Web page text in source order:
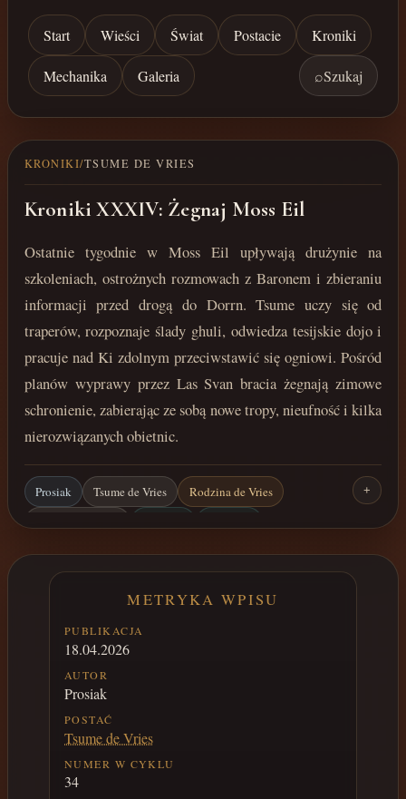
Start Wieści Świat Postacie Kroniki
Mechanika Galeria ⌕Szukaj
KRONIKI/TSUME DE VRIES
Kroniki XXXIV: Żegnaj Moss Eil
Ostatnie tygodnie w Moss Eil upływają drużynie na
szkoleniach, ostrożnych rozmowach z Baronem i zbieraniu
informacji przed drogą do Dorrn. Tsume uczy się od
traperów, rozpoznaje ślady ghuli, odwiedza tesijskie dojo i
pracuje nad Ki zdolnym przeciwstawić się ogniowi. Pośród
planów wyprawy przez Las Svan bracia żegnają zimowe
schronienie, zabierając ze sobą nowe tropy, nieufność i kilka
nierozwiązanych obietnic.
Prosiak Tsume de Vries
Rodzina de Vries
Tesijskie dojo
Ghule
+
METRYKA WPISU
PUBLIKACJA
18.04.2026
AUTOR
Prosiak
POSTAĆ
Tsume de Vries
NUMER W CYKLU
34